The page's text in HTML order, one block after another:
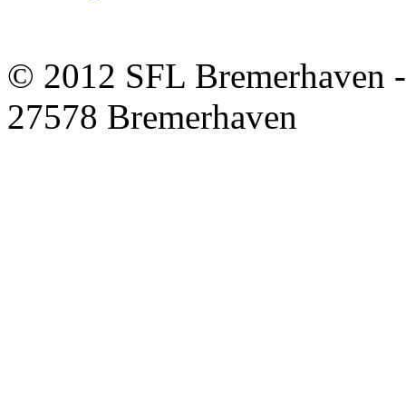
© 2012 SFL Bremerhaven
27578 Bremerhaven